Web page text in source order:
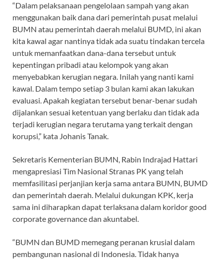
“Dalam pelaksanaan pengelolaan sampah yang akan
menggunakan baik dana dari pemerintah pusat melalui
BUMN atau pemerintah daerah melalui BUMD, ini akan
kita kawal agar nantinya tidak ada suatu tindakan tercela
untuk memanfaatkan dana-dana tersebut untuk
kepentingan pribadi atau kelompok yang akan
menyebabkan kerugian negara. Inilah yang nanti kami
kawal. Dalam tempo setiap 3 bulan kami akan lakukan
evaluasi. Apakah kegiatan tersebut benar-benar sudah
dijalankan sesuai ketentuan yang berlaku dan tidak ada
terjadi kerugian negara terutama yang terkait dengan
korupsi,” kata Johanis Tanak.
Sekretaris Kementerian BUMN, Rabin Indrajad Hattari
mengapresiasi Tim Nasional Stranas PK yang telah
memfasilitasi perjanjian kerja sama antara BUMN, BUMD
dan pemerintah daerah. Melalui dukungan KPK, kerja
sama ini diharapkan dapat terlaksana dalam koridor good
corporate governance dan akuntabel.
“BUMN dan BUMD memegang peranan krusial dalam
pembangunan nasional di Indonesia. Tidak hanya